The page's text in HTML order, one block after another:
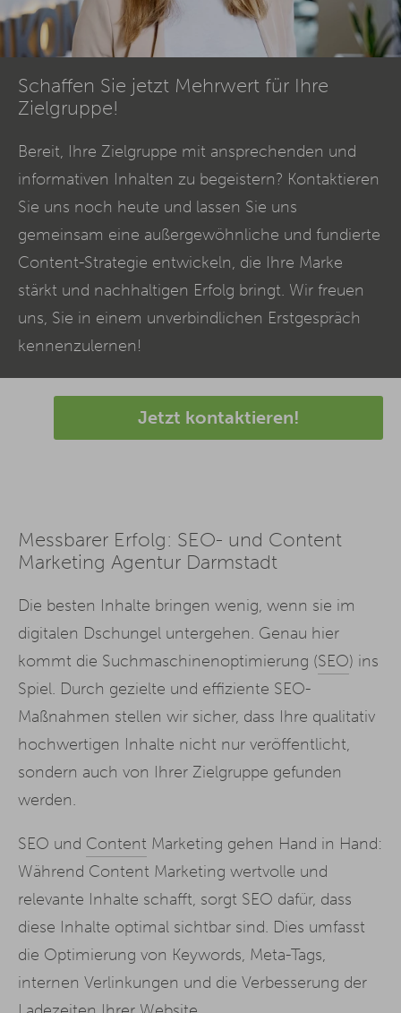
Schaffen Sie jetzt Mehrwert für Ihre
Zielgruppe!
Bereit, Ihre Zielgruppe mit ansprechenden und
informativen Inhalten zu begeistern? Kontaktieren
Sie uns noch heute und lassen Sie uns
gemeinsam eine außergewöhnliche und fundierte
Content-Strategie entwickeln, die Ihre Marke
stärkt und nachhaltigen Erfolg bringt. Wir freuen
uns, Sie in einem unverbindlichen Erstgespräch
kennenzulernen!
Jetzt kontaktieren!
Messbarer Erfolg: SEO- und Content
Marketing Agentur Darmstadt
Die besten Inhalte bringen wenig, wenn sie im
digitalen Dschungel untergehen. Genau hier
kommt die Suchmaschinenoptimierung (SEO) ins
Spiel. Durch gezielte und effiziente SEO-
Maßnahmen stellen wir sicher, dass Ihre qualitativ
hochwertigen Inhalte nicht nur veröffentlicht,
sondern auch von Ihrer Zielgruppe gefunden
werden.
SEO und Content Marketing gehen Hand in Hand:
Während Content Marketing wertvolle und
relevante Inhalte schafft, sorgt SEO dafür, dass
diese Inhalte optimal sichtbar sind. Dies umfasst
die Optimierung von Keywords, Meta-Tags,
internen Verlinkungen und die Verbesserung der